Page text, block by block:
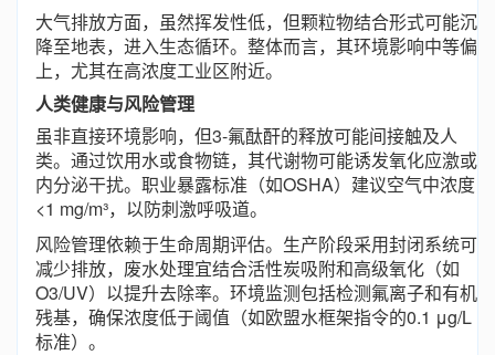
大气排放方面，虽然挥发性低，但颗粒物结合形式可能沉
降至地表，进入生态循环。整体而言，其环境影响中等偏
上，尤其在高浓度工业区附近。
人类健康与风险管理
虽非直接环境影响，但3-氟酞酐的释放可能间接触及人
类。通过饮用水或食物链，其代谢物可能诱发氧化应激或
内分泌干扰。职业暴露标准（如OSHA）建议空气中浓度
<1 mg/m³，以防刺激呼吸道。
风险管理依赖于生命周期评估。生产阶段采用封闭系统可
减少排放，废水处理宜结合活性炭吸附和高级氧化（如
O3/UV）以提升去除率。环境监测包括检测氟离子和有机
残基，确保浓度低于阈值（如欧盟水框架指令的0.1 μg/L
标准）。